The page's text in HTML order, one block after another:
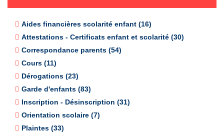
Aides financières scolarité enfant (16)
Attestations - Certificats enfant et scolarité (30)
Correspondance parents (54)
Cours (11)
Dérogations (23)
Garde d'enfants (83)
Inscription - Désinscription (31)
Orientation scolaire (7)
Plaintes (33)